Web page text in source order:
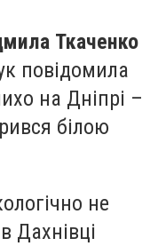
Ткаченко
повідомила
на Дніпрі –
білою
не
Дахнівці